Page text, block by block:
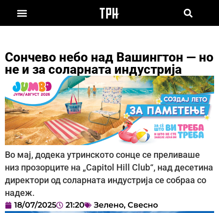
Сончево небо над Вашингтон — но
не и за соларната индустрија
Во мај, додека утринското сонце се преливаше
низ прозорците на „Capitol Hill Club“, над десетина
директори од соларната индустрија се собраа со
надеж.
18/07/2025 21:20 Зелено, Свесно